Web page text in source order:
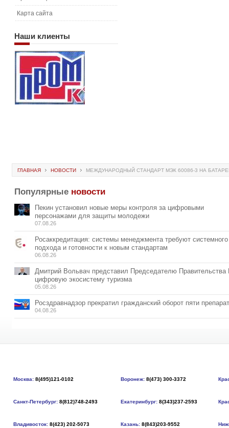
Карта сайта
Наши клиенты
ГЛАВНАЯ НОВОСТИ МЕЖДУНАРОДНЫЙ СТАНДАРТ МЭК 60086-3 НА
Популярные новости
Пекин установил новые меры контроля за цифровыми
персонажами для защиты молодежи
07.08.26
Росаккредитация: системы менеджмента требуют системного
подхода и готовности к новым стандартам
06.08.26
Дмитрий Вольвач представил Председателю
цифровую экосистему туризма
05.08.26
Росздравнадзор прекратил гражданский оборот пяти
04.08.26
Москва: 8(495)121-0102 Воронеж: 8(473) 300-3372
Санкт-Петербург: 8(812)748-2493 Екатеринбург: 8(343)237-2593
Владивосток: 8(423) 202-5073 Казань: 8(843)203-9552